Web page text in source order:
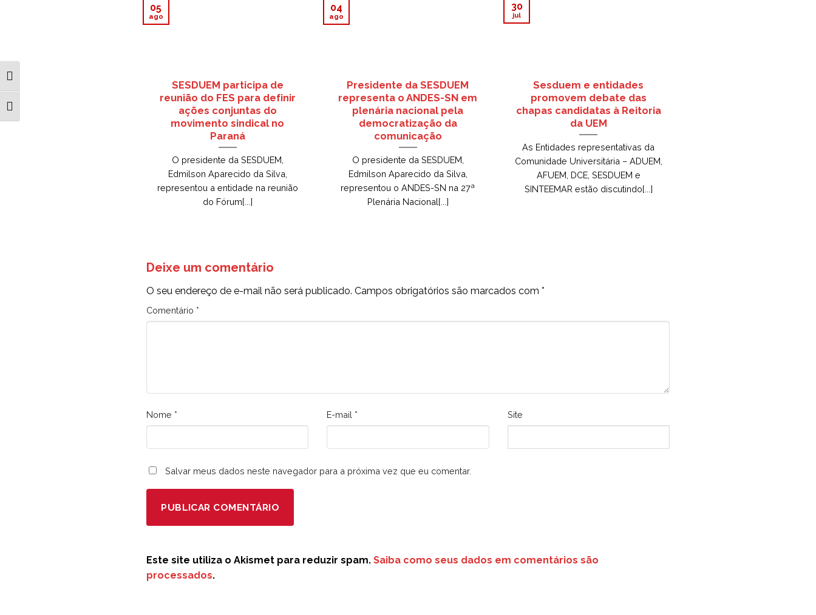
ALTERNAR ALTO CONTRASTE
ALTERNAR TAMANHO DA FONTE
SESDUEM participa de
reunião do FES para definir
ações conjuntas do
movimento sindical no
Paraná
O presidente da SESDUEM,
Edmilson Aparecido da Silva,
representou a entidade na reunião
do Fórum[...]
05
ago
Presidente da SESDUEM
representa o ANDES-SN em
plenária nacional pela
democratização da
comunicação
O presidente da SESDUEM,
Edmilson Aparecido da Silva,
representou o ANDES-SN na 27ª
Plenária Nacional[...]
04
ago
Sesduem e entidades
promovem debate das
chapas candidatas à Reitoria
da UEM
As Entidades representativas da
Comunidade Universitária – ADUEM,
AFUEM, DCE, SESDUEM e
SINTEEMAR estão discutindo[...]
30
jul
Deixe um comentário
O seu endereço de e-mail não será publicado. Campos obrigatórios são marcados com*
Comentário *
Nome * E-mail * Site
Salvar meus dados neste navegador para a próxima vez que eu comentar.
Este site utiliza o Akismet para reduzir spam.Saiba como seus dados em comentários são
processados.